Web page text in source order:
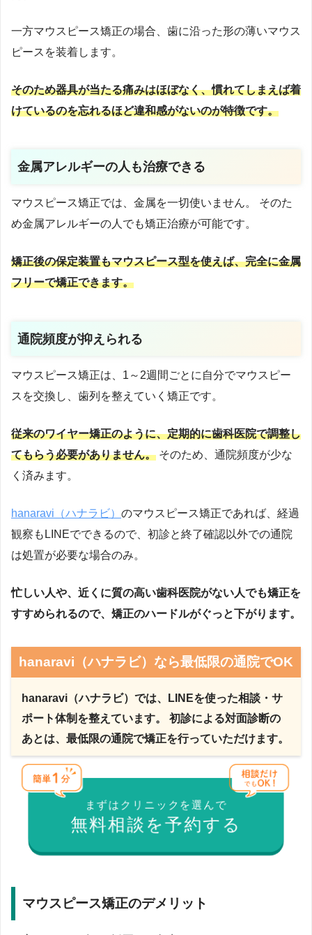
一方マウスピース矯正の場合、歯に沿った形の薄いマウス
ピースを装着します。
そのため器具が当たる痛みはほぼなく、慣れてしまえば着
けているのを忘れるほど違和感がないのが特徴です。
金属アレルギーの人も治療できる
マウスピース矯正では、金属を一切使いません。 そのた
め金属アレルギーの人でも矯正治療が可能です。
矯正後の保定装置もマウスピース型を使えば、完全に金属
フリーで矯正できます。
通院頻度が抑えられる
マウスピース矯正は、1～2週間ごとに自分でマウスピー
スを交換し、歯列を整えていく矯正です。
従来のワイヤー矯正のように、定期的に歯科医院で調整し
てもらう必要がありません。 そのため、通院頻度が少な
く済みます。
hanaravi（ハナラビ） のマウスピース矯正であれば、経過
観察もLINEでできるので、初診と終了確認以外での通院
は処置が必要な場合のみ。
忙しい人や、近くに質の高い歯科医院がない人でも矯正を
すすめられるので、矯正のハードルがぐっと下がります。
hanaravi（ハナラビ）なら最低限の通院でOK
hanaravi（ハナラビ）では、LINEを使った相談・サ
ポート体制を整えています。 初診による対面診断の
あとは、最低限の通院で矯正を行っていただけます。
まずはクリニックを選んで
無料相談を予約する
マウスピース矯正のデメリット